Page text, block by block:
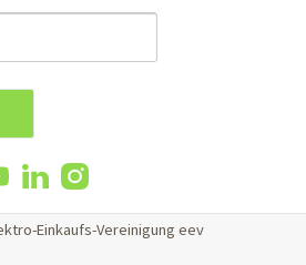
Einkaufs-Vereinigung eev